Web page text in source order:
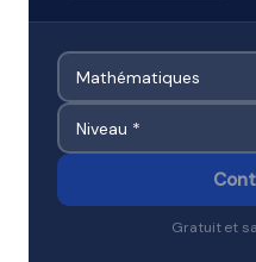
Gratuit et